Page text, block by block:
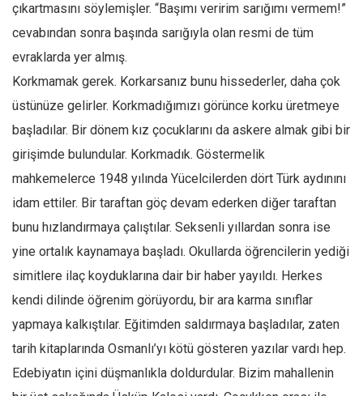
çıkartmasını söylemişler. “Başımı veririm sarığımı vermem!”
cevabından sonra başında sarığıyla olan resmi de tüm
evraklarda yer almış.
Korkmamak gerek. Korkarsanız bunu hissederler, daha çok
üstünüze gelirler. Korkmadığımızı görünce korku üretmeye
başladılar. Bir dönem kız çocuklarını da askere almak gibi bir
girişimde bulundular. Korkmadık. Göstermelik
mahkemelerce 1948 yılında Yücelcilerden dört Türk aydınını
idam ettiler. Bir taraftan göç devam ederken diğer taraftan
bunu hızlandırmaya çalıştılar. Seksenli yıllardan sonra ise
yine ortalık kaynamaya başladı. Okullarda öğrencilerin yediği
simitlere ilaç koyduklarına dair bir haber yayıldı. Herkes
kendi dilinde öğrenim görüyordu, bir ara karma sınıflar
yapmaya kalkıştılar. Eğitimden saldırmaya başladılar, zaten
tarih kitaplarında Osmanlı’yı kötü gösteren yazılar vardı hep.
Edebiyatın içini düşmanlıkla doldurdular. Bizim mahallenin